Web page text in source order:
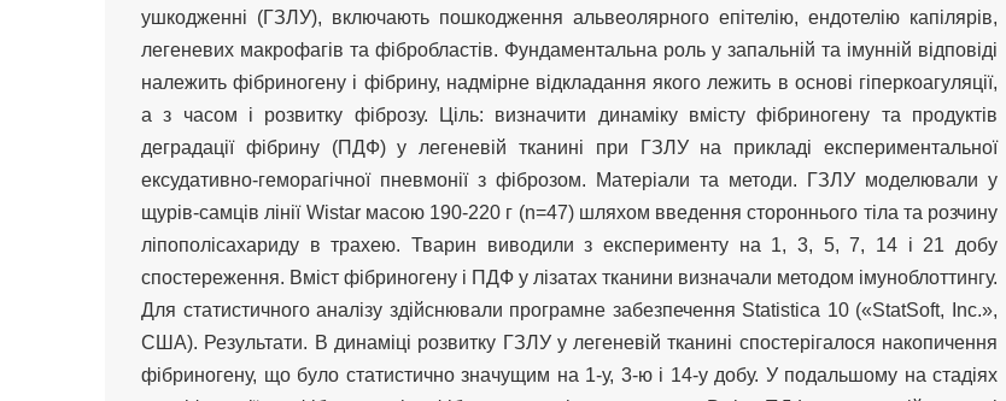
ушкодженні (ГЗЛУ), включають пошкодження альвеолярного епітелію, ендотелію капілярів,
легеневих макрофагів та фібробластів. Фундаментальна роль у запальній та імунній відповіді
належить фібриногену і фібрину, надмірне відкладання якого лежить в основі гіперкоагуляції,
а з часом і розвитку фіброзу. Ціль: визначити динаміку вмісту фібриногену та продуктів
деградації фібрину (ПДФ) у легеневій тканині при ГЗЛУ на прикладі експериментальної
ексудативно-геморагічної пневмонії з фіброзом. Матеріали та методи. ГЗЛУ моделювали у
щурів-самців лінії Wistar масою 190-220 г (n=47) шляхом введення стороннього тіла та розчину
ліпополісахариду в трахею. Тварин виводили з експерименту на 1, 3, 5, 7, 14 і 21 добу
спостереження. Вміст фібриногену і ПДФ у лізатах тканини визначали методом імуноблоттингу.
Для статистичного аналізу здійснювали програмне забезпечення Statistica 10 («StatSoft, Inc.»,
США). Результати. В динаміці розвитку ГЗЛУ у легеневій тканині спостерігалося накопичення
фібриногену, що було статистично значущим на 1-у, 3-ю і 14-у добу. У подальшому на стадіях